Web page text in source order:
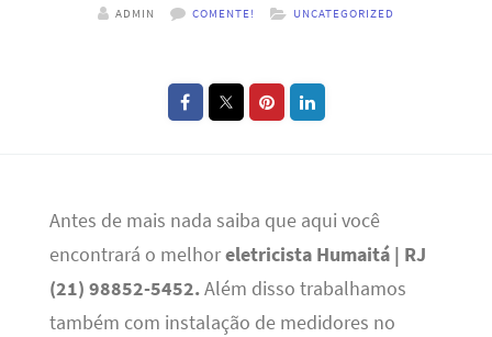
ADMIN COMENTE! UNCATEGORIZED
Antes de mais nada saiba que aqui você
encontrará o melhoreletricista Humaitá | RJ
(21) 98852-5452.Além disso trabalhamos
também com instalação de medidores no